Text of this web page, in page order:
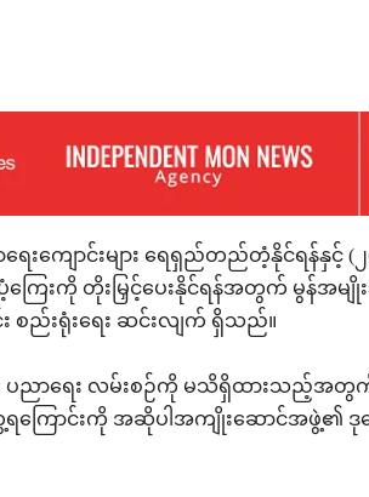
ေးကျောင်းများ ရေရှည်တည်တံ့နိုင်ရန်နှင့်
ြေးကို တိုးမြှင့်ပေးနိုင်ရန်အတွက် မွန်အမျို
စည်းရုံးရေး ဆင်းလျက် ရှိသည်။
ပညာရေး လမ်းစဉ်ကို မသိရှိထားသည့်အတွ
ကြောင်းကို အဆိုပါအကျိုးဆောင်အဖွဲ့၏ ဒု